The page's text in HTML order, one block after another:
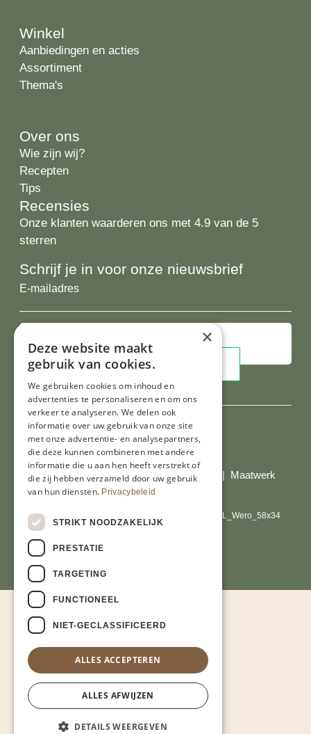
Winkel
Aanbiedingen en acties
Assortiment
Thema's
Over ons
Wie zijn wij?
Recepten
Tips
Recensies
Onze klanten waarderen ons met 4.9 van de 5
sterren
Schrijf je in voor onze nieuwsbrief
E-
Al onze prijzen zijn incl. BTW
© Copyright 2026 Limburgs Bakwinkeltje | Maatwerk
website webmix
×
Deze website maakt
gebruik van cookies.
We gebruiken cookies om inhoud en
advertenties te personaliseren en om ons
verkeer te analyseren. We delen ook
informatie over uw gebruik van onze site
met onze advertentie- en analysepartners,
die deze kunnen combineren met andere
informatie die u aan hen heeft verstrekt of
die zij hebben verzameld door uw gebruik
van hun diensten. Privacybeleid
STRIKT NOODZAKELIJK
PRESTATIE
TARGETING
FUNCTIONEEL
NIET-GECLASSIFICEERD
ALLES ACCEPTEREN
ALLES AFWIJZEN
DETAILS WEERGEVEN